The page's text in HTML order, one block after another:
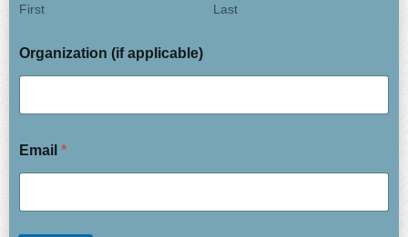
First Last
Organization (if applicable)
Email *